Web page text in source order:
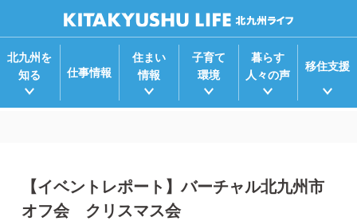
北九州を
知る
仕事情報
住まい
情報
子育て
環境
暮らす
人々の声
移住支援
【イベントレポート】バーチャル北九州市
オフ会 クリスマス会